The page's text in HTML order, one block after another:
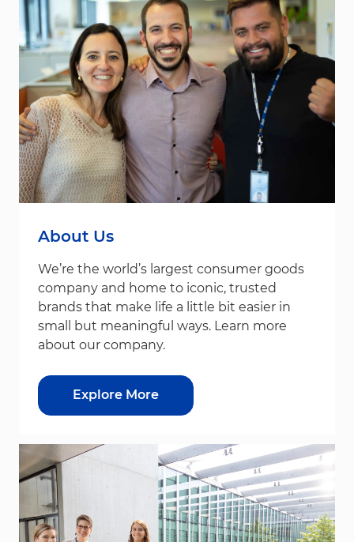
About Us
We’re the world’s largest consumer goods
company and home to iconic, trusted
brands that make life a little bit easier in
small but meaningful ways. Learn more
about our company.
Explore More